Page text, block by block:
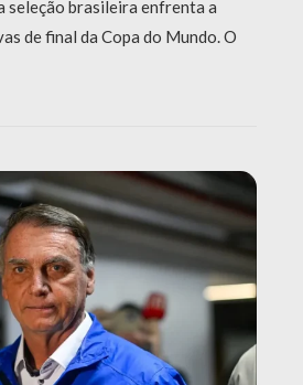
seleção brasileira enfrenta a
de final da Copa do Mundo. O